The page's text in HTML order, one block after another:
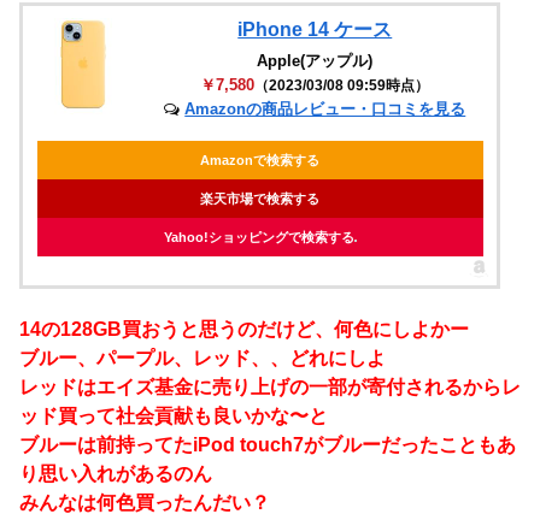
iPhone 14 ケース
Apple(アップル)
￥7,580 （2023/03/08 09:59時点）
Amazonの商品レビュー・口コミを見る
Amazonで検索する
楽天市場で検索する
Yahoo!ショッピングで検索する
14の128GB買おうと思うのだけど、何色にしよかー
ブルー、パープル、レッド、、どれにしよ
レッドはエイズ基金に売り上げの一部が寄付されるからレ
ッド買って社会貢献も良いかな〜と
ブルーは前持ってたiPod touch7がブルーだったこともあ
り思い入れがあるのん
みんなは何色買ったんだい？